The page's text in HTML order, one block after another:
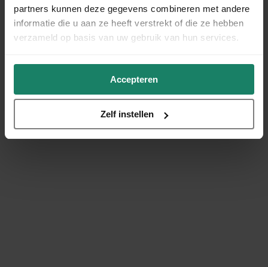
partners kunnen deze gegevens combineren met andere
informatie die u aan ze heeft verstrekt of die ze hebben
verzameld op basis van uw gebruik van hun services.
Accepteren
Zelf instellen